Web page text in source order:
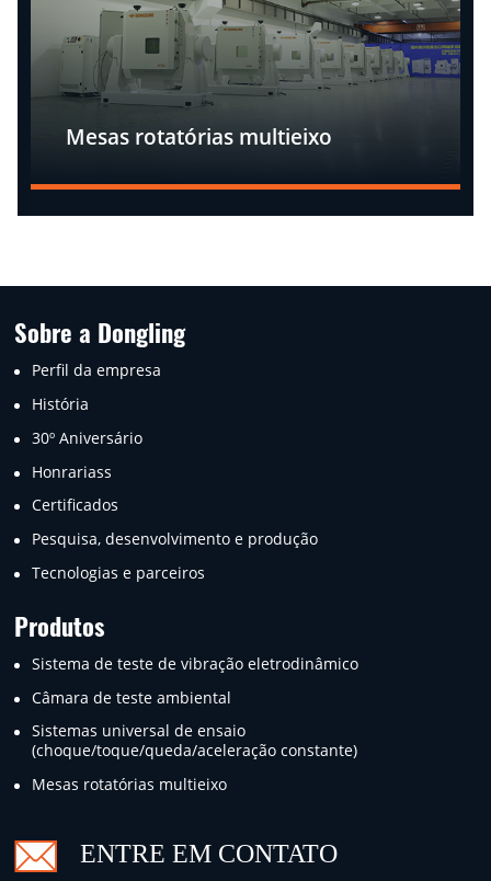
Mesas rotatórias multieixo
Sobre a Dongling
Perfil da empresa
História
30º Aniversário
Honrariass
Certificados
Pesquisa, desenvolvimento e produção
Tecnologias e parceiros
Produtos
Sistema de teste de vibração eletrodinâmico
Câmara de teste ambiental
Sistemas universal de ensaio
(choque/toque/queda/aceleração constante)
Mesas rotatórias multieixo
ENTRE EM CONTATO